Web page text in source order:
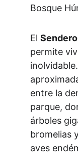
Bosque
El
permite
entre la
parque,
árboles
bromelias
aves